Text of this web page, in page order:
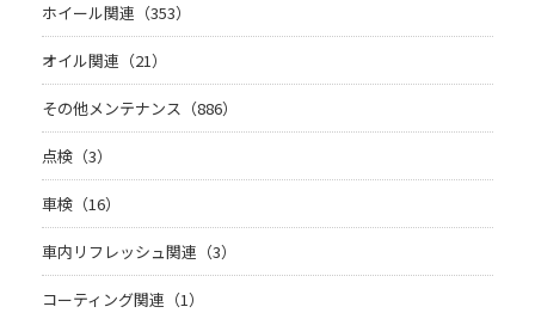
ホイール関連（353）
オイル関連（21）
その他メンテナンス（886）
点検（3）
車検（16）
車内リフレッシュ関連（3）
コーティング関連（1）